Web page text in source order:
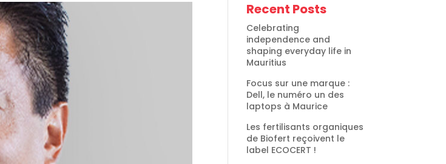
Recent Posts
Celebrating
independence and
shaping everyday life in
Mauritius
Focus sur une marque :
Dell, le numéro un des
laptops à Maurice
Les fertilisants organiques
de Biofert reçoivent le
label ECOCERT !